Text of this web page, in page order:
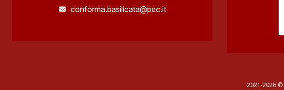
conforma.basilicata@pec.it
2021-2026 ©